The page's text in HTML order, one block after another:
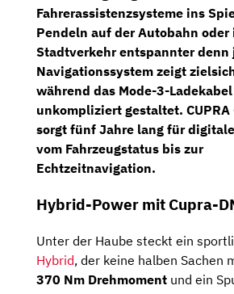
Fahrerassistenzsysteme ins
Pendeln auf der Autobahn oder
Stadtverkehr entspannter denn
Navigationssystem zeigt
während das Mode-3-Ladekabel
unkompliziert gestaltet. CUPRA
sorgt fünf Jahre lang für
vom Fahrzeugstatus bis zur
Echtzeitnavigation.
Hybrid-Power mit Cupra-
Unter der Haube steckt ein
Hybrid, der keine halben Sachen
370 Nm Drehmoment und ein